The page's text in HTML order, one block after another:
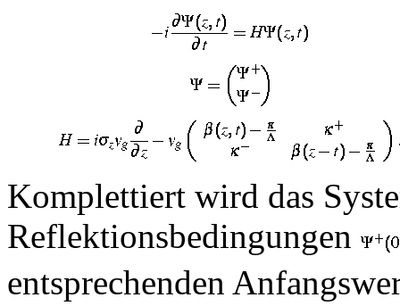
Komplettiert wird das
Reflektionsbedingungen
entsprechenden